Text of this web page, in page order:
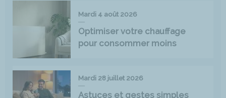
Mardi 4 août 2026
Optimiser votre chauffage
pour consommer moins
Mardi 28 juillet 2026
Astuces et gestes simples